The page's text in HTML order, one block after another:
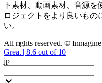
ト素材、動画素材、音源
ロジェクトをより良いもの
い。
All rights reserved. ©
Great | 8.6 out of 10
jp